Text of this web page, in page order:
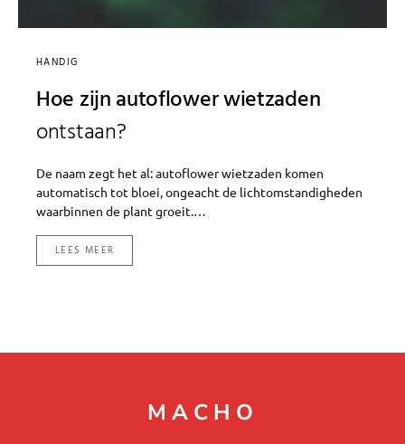
HANDIG
Hoe zijn autoflower wietzaden
ontstaan?
De naam zegt het al: autoflower wietzaden komen
automatisch tot bloei, ongeacht de lichtomstandigheden
waarbinnen de plant groeit.…
LEES MEER
MACHO